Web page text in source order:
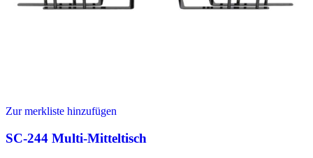
Zur merkliste hinzufügen
SC-244 Multi-Mitteltisch